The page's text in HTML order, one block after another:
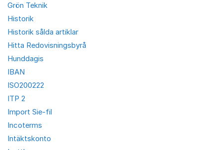
Grön Teknik
Historik
Historik sålda artiklar
Hitta Redovisningsbyrå
Hunddagis
IBAN
ISO200222
ITP 2
Import Sie-fil
Incoterms
Intäktskonto